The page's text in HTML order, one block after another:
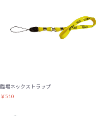
臨場ネックストラップ
￥510